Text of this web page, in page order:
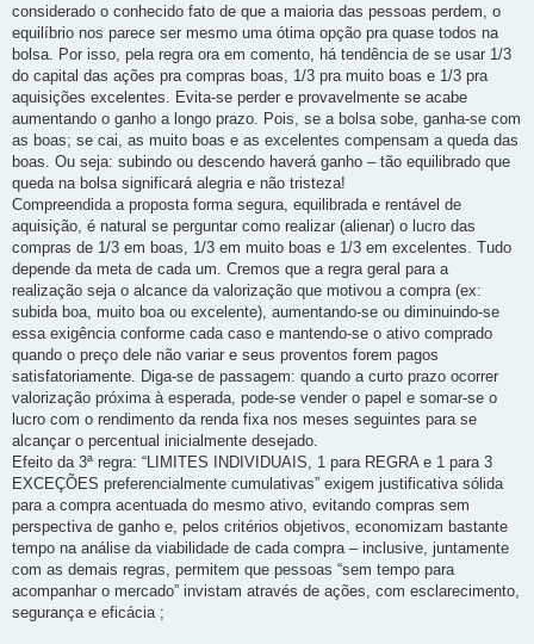
considerado o conhecido fato de que a maioria das pessoas perdem, o
equilíbrio nos parece ser mesmo uma ótima opção pra quase todos na
bolsa. Por isso, pela regra ora em comento, há tendência de se usar 1/3
do capital das ações pra compras boas, 1/3 pra muito boas e 1/3 pra
aquisições excelentes. Evita-se perder e provavelmente se acabe
aumentando o ganho a longo prazo. Pois, se a bolsa sobe, ganha-se com
as boas; se cai, as muito boas e as excelentes compensam a queda das
boas. Ou seja: subindo ou descendo haverá ganho – tão equilibrado que
queda na bolsa significará alegria e não tristeza!
Compreendida a proposta forma segura, equilibrada e rentável de
aquisição, é natural se perguntar como realizar (alienar) o lucro das
compras de 1/3 em boas, 1/3 em muito boas e 1/3 em excelentes. Tudo
depende da meta de cada um. Cremos que a regra geral para a
realização seja o alcance da valorização que motivou a compra (ex:
subida boa, muito boa ou excelente), aumentando-se ou diminuindo-se
essa exigência conforme cada caso e mantendo-se o ativo comprado
quando o preço dele não variar e seus proventos forem pagos
satisfatoriamente. Diga-se de passagem: quando a curto prazo ocorrer
valorização próxima à esperada, pode-se vender o papel e somar-se o
lucro com o rendimento da renda fixa nos meses seguintes para se
alcançar o percentual inicialmente desejado.
Efeito da 3ª regra: “LIMITES INDIVIDUAIS, 1 para REGRA e 1 para 3
EXCEÇÕES preferencialmente cumulativas” exigem justificativa sólida
para a compra acentuada do mesmo ativo, evitando compras sem
perspectiva de ganho e, pelos critérios objetivos, economizam bastante
tempo na análise da viabilidade de cada compra – inclusive, juntamente
com as demais regras, permitem que pessoas “sem tempo para
acompanhar o mercado” invistam através de ações, com esclarecimento,
segurança e eficácia ;